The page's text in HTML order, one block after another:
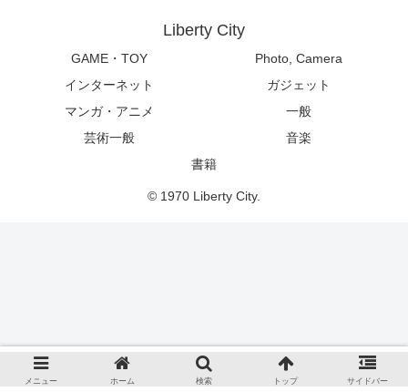
Liberty City
GAME・TOY
Photo, Camera
インターネット
ガジェット
マンガ・アニメ
一般
芸術一般
音楽
書籍
© 1970 Liberty City.
メニュー ホーム 検索 トップ サイドバー